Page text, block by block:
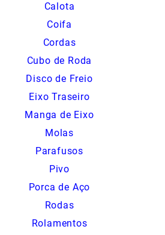
Calota
Coifa
Cordas
Cubo de Roda
Disco de Freio
Eixo Traseiro
Manga de Eixo
Molas
Parafusos
Pivo
Porca de Aço
Rodas
Rolamentos